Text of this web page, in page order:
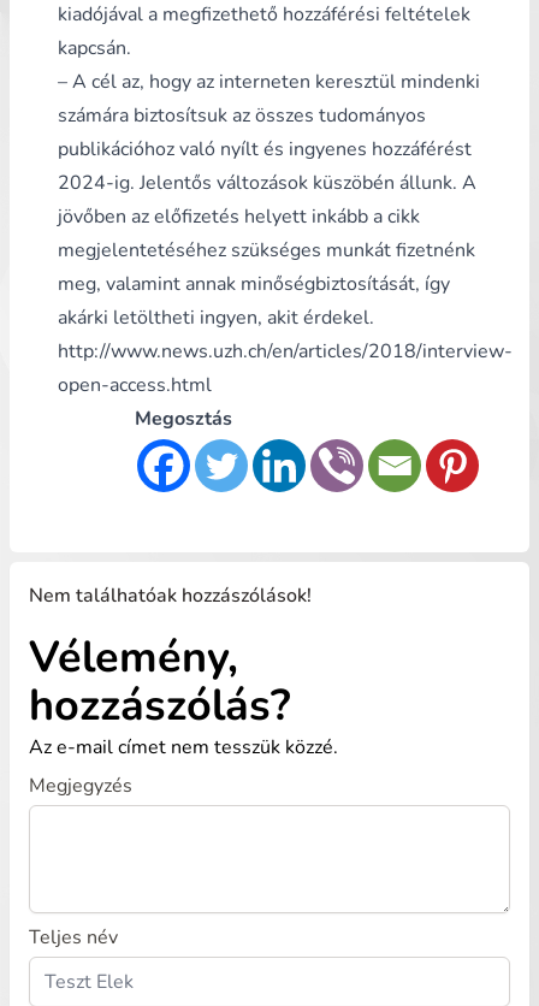
kiadójával a megfizethető hozzáférési feltételek
kapcsán.
– A cél az, hogy az interneten keresztül mindenki
számára biztosítsuk az összes tudományos
publikációhoz való nyílt és ingyenes hozzáférést
2024-ig. Jelentős változások küszöbén állunk. A
jövőben az előfizetés helyett inkább a cikk
megjelentetéséhez szükséges munkát fizetnénk
meg, valamint annak minőségbiztosítását, így
akárki letöltheti ingyen, akit érdekel.
http://www.news.uzh.ch/en/articles/2018/interview-
open-access.html
Megosztás
Nem találhatóak hozzászólások!
Vélemény,
hozzászólás?
Az e-mail címet nem tesszük közzé.
Megjegyzés
Teljes név